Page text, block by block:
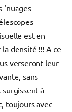
est en
densité !!! A ce
verseront leur
sans
surgissent à
toujours avec